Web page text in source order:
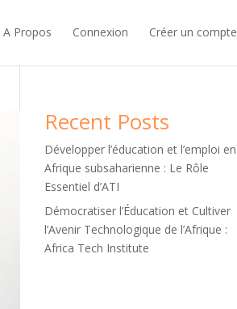
A Propos Connexion Créer un compte
Recent Posts
Développer l’éducation et l’emploi en
Afrique subsaharienne : Le Rôle
Essentiel d’ATI
Démocratiser l’Éducation et Cultiver
l’Avenir Technologique de l’Afrique :
Africa Tech Institute